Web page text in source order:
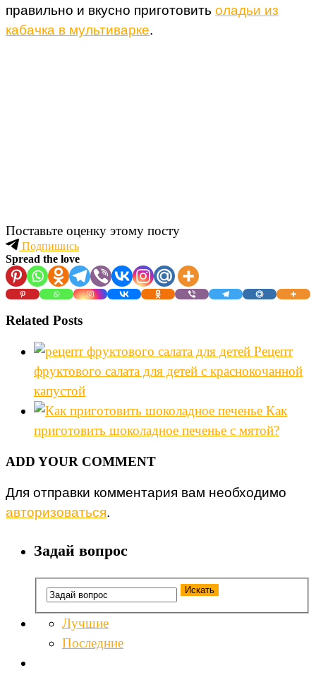
правильно и вкусно приготовить оладьи из
кабачка в мультиварке.
Поставьте оценку этому посту
Подпишись
Spread the love
Related Posts
Рецепт
фруктового салата для детей с краснокочанной
капустой
Как
приготовить шоколадное печенье с мятой?
ADD YOUR COMMENT
Для отправки комментария вам необходимо
авторизоваться.
Задай вопрос
Лучшие
Последние